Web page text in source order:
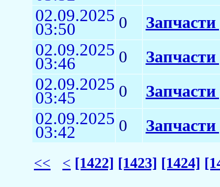
02.09.2025
03:50 0
02.09.2025
03:46 0 Запчасти
02.09.2025
03:45 0
02.09.2025
03:42 0
<< < [1422] [1423] [1424]